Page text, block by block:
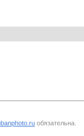
обязательна.